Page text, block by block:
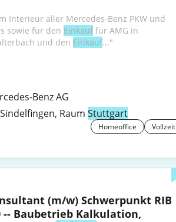
Interieur aller Mercedes-Benz PKW und
sowie für den Einkauf für AMG in
und den Einkauf..."
Benz AG
Sindelfingen, Raum Stuttgart
Homeoffice Vollzeit
(m/w) Schwerpunkt RIB
-- Baubetrieb Kalkulation,